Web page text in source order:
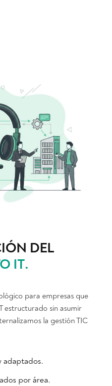
DEL
IT.
para empresas que
estructurado sin asumir
la gestión TIC
adaptados.
por área.